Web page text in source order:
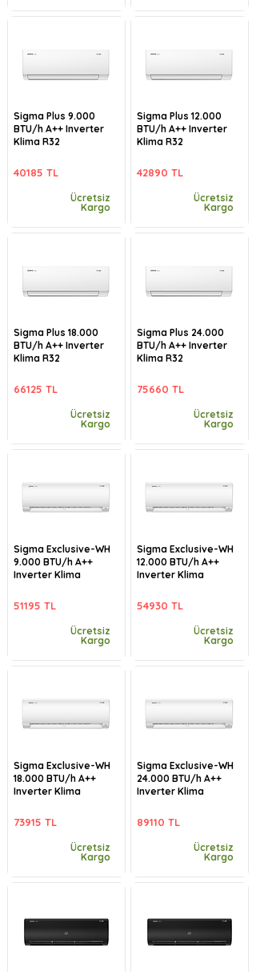
Sigma Plus 9.000
BTU/h A++ Inverter
Klima R32
40185 TL
Ücretsiz
Kargo
Sigma Plus 18.000
BTU/h A++ Inverter
Klima R32
66125 TL
Ücretsiz
Kargo
Sigma Exclusive-WH
9.000 BTU/h A++
Inverter Klima
51195 TL
Ücretsiz
Kargo
Sigma Exclusive-WH
18.000 BTU/h A++
Inverter Klima
73915 TL
Ücretsiz
Kargo
Sigma Plus 12.000
BTU/h A++ Inverter
Klima R32
42890 TL
Ücretsiz
Kargo
Sigma Plus 24.000
BTU/h A++ Inverter
Klima R32
75660 TL
Ücretsiz
Kargo
Sigma Exclusive-WH
12.000 BTU/h A++
Inverter Klima
54930 TL
Ücretsiz
Kargo
Sigma Exclusive-WH
24.000 BTU/h A++
Inverter Klima
89110 TL
Ücretsiz
Kargo